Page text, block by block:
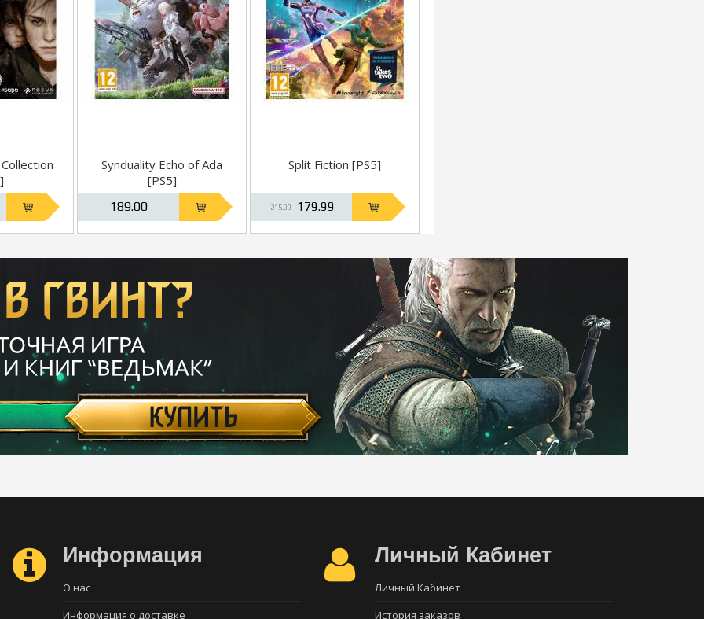
Synduality Echo of Ada
[PS5]
189.00
Split Fiction [PS5]
215.00 179.99
Информация
О нас
Информация о доставке
Личный Кабинет
Личный Кабинет
История заказов